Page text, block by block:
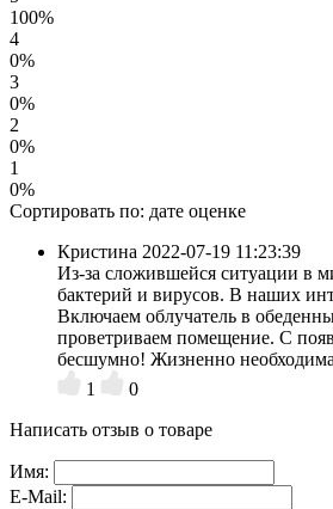
100%
4
0%
3
0%
2
0%
1
0%
Сортировать по: дате оценке
Кристина 2022-07-19 11:23:39
Из-за сложившейся ситуации в
бактерий и вирусов. В наших
Включаем облучатель в
проветриваем помещение. С
бесшумно! Жизненно
1
0
Написать отзыв о товаре
Имя:
E-Mail: